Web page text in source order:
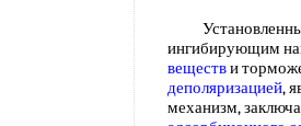
ингибирующим
веществи
деполяризацией,
механизм,